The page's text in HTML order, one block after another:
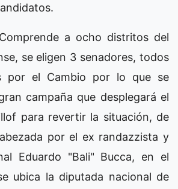
a ocho distritos del
se eligen 3 senadores, todos
por el Cambio por lo que se
campaña que desplegará el
para revertir la situación, de
por el ex randazzista y
Eduardo "Bali" Bucca, en el
ubica la diputada nacional de